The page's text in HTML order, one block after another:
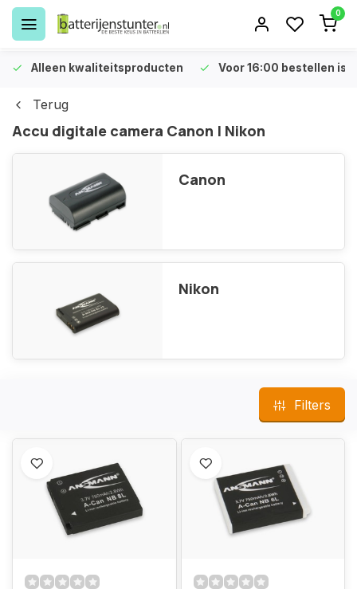
0
Alleen kwaliteitsproducten Voor 16:00 bestellen is
Terug
Accu digitale camera Canon | Nikon
Canon
Nikon
Filters